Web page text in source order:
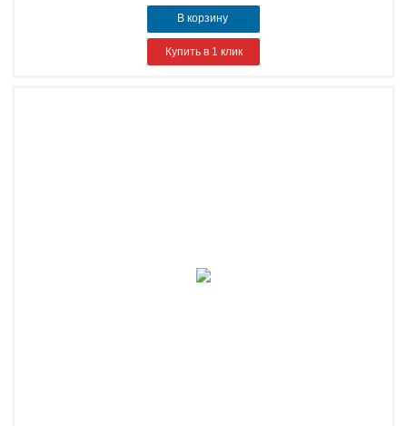
В корзину
Купить в 1 клик